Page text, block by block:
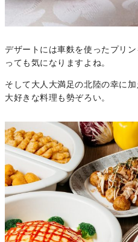
デザートには車麩を使ったプリ
っても気になりますよね。
そして大人大満足の北陸の幸に
大好きな料理も勢ぞろい。